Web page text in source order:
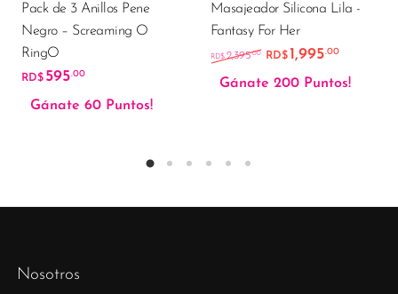
Pack de 3 Anillos Pene
Negro – Screaming O
RingO
RD$ 595.00
Gánate 60 Puntos!
Masajeador Silicona Lila -
Fantasy For Her
RD$ 2,395.00 El precio original
RD$ 1,995.00El precio
Gánate 200 Puntos!
Nosotros